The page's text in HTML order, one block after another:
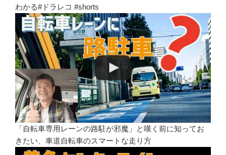
わかる#ドラレコ #shorts
「自転車専用レーンの路駐が邪魔」と嘆く前に知ってお
きたい、車道自転車のスマートな走り方